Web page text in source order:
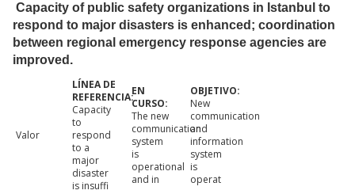
Capacity of public safety organizations in Istanbul to
respond to major disasters is enhanced; coordination
between regional emergency response agencies are
improved.
Valor
Capacity
to
respond
to a
major
disaster
is insuffi
The new
communication
system
is
operational
and in
New
communication
and
information
system
is
operat